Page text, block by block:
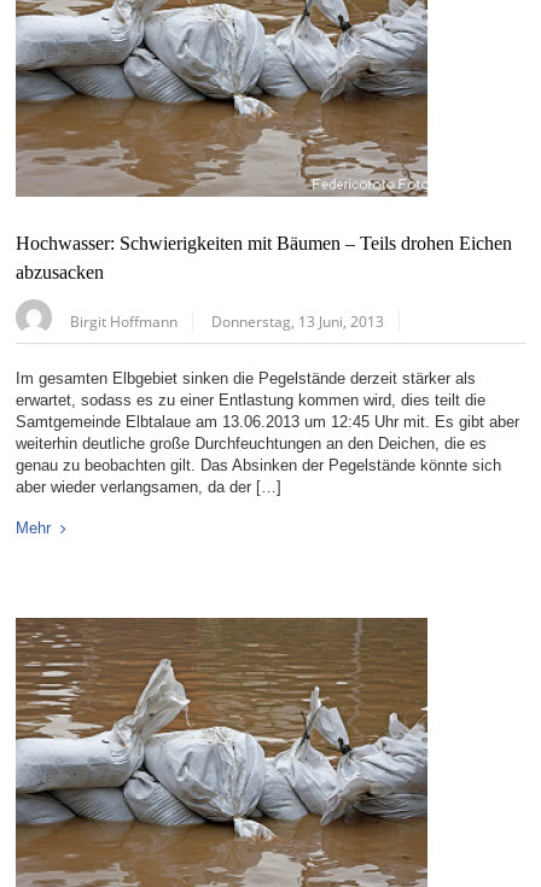
Hochwasser: Schwierigkeiten mit Bäumen – Teils drohen Eichen
abzusacken
Birgit Hoffmann Donnerstag, 13 Juni, 2013
Im gesamten Elbgebiet sinken die Pegelstände derzeit stärker als
erwartet, sodass es zu einer Entlastung kommen wird, dies teilt die
Samtgemeinde Elbtalaue am 13.06.2013 um 12:45 Uhr mit. Es gibt aber
weiterhin deutliche große Durchfeuchtungen an den Deichen, die es
genau zu beobachten gilt. Das Absinken der Pegelstände könnte sich
aber wieder verlangsamen, da der […]
Mehr